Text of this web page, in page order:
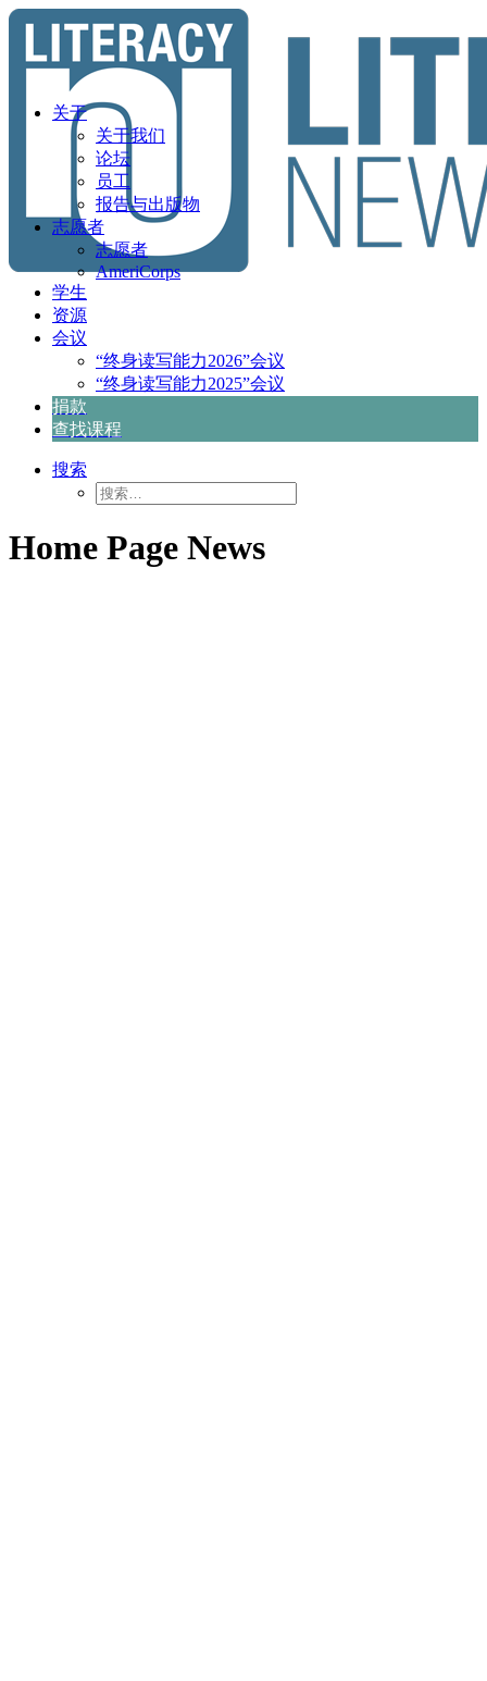
关于
关于我们
论坛
员工
报告与出版物
志愿者
志愿者
AmeriCorps
学生
资源
会议
“终身读写能力2026”会议
“终身读写能力2025”会议
捐款
查找课程
搜索
Home Page News